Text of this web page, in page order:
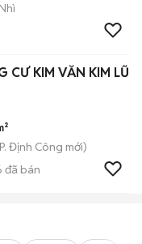
CƯ KIM VĂN KIM LŨ
P. Định Công mới)
đã bán